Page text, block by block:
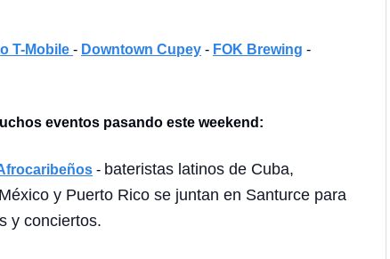
T-Mobile - Downtown Cupey - FOK Brewing -
eventos pasando este weekend:
- bateristas latinos de Cuba,
y Puerto Rico se juntan en Santurce para
y conciertos.